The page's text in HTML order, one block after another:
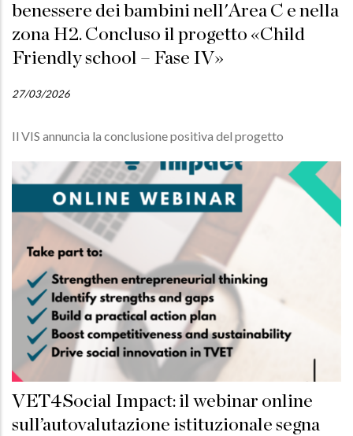
benessere dei bambini nell'Area C e nella
zona H2. Concluso il progetto «Child
Friendly school – Fase IV»
27/03/2026
Il VIS annuncia la conclusione positiva del progetto
VET4Social Impact: il webinar online
sull’autovalutazione istituzionale segna